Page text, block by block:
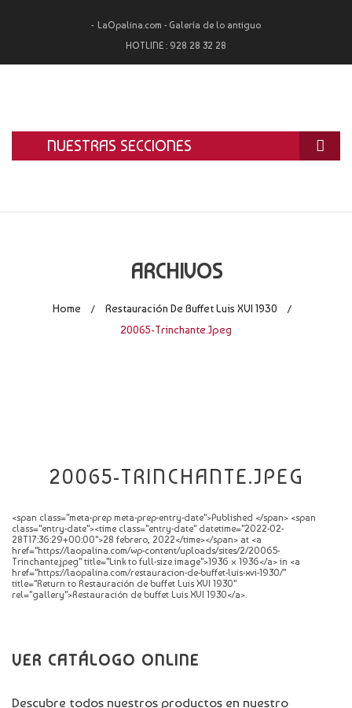
LaOpalina.com - Galería de lo antiguo
HOTLINE : 928 28 32 28
NUESTRAS SECCIONES
LA OPALINA
ARCHIVOS
Home / Restauración De Buffet Luis XVI 1930 /
20065-Trinchante.jpeg
20065-TRINCHANTE.JPEG
<span class="meta-prep meta-prep-entry-date">Published </span> <span
class="entry-date"><time class="entry-date" datetime="2022-02-
28T17:36:29+00:00">28 febrero, 2022</time></span> at <a
href="https://laopalina.com/wp-content/uploads/sites/2/20065-
Trinchante.jpeg" title="Link to full-size image">1936 × 1936</a> in <a
href="https://laopalina.com/restauracion-de-buffet-luis-xvi-1930/"
title="Return to Restauración de buffet Luis XVI 1930"
rel="gallery">Restauración de buffet Luis XVI 1930</a>.
VER CATÁLOGO ONLINE
Descubre todos nuestros productos en nuestro